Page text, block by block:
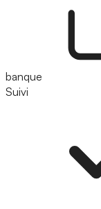
banque
Suivi